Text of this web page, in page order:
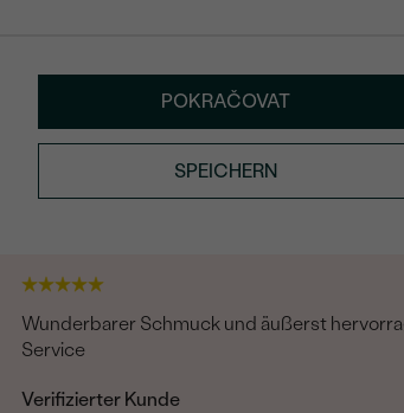
POKRAČOVAT
SPEICHERN
Wunderbarer Schmuck und äußerst
Service
Verifizierter Kunde